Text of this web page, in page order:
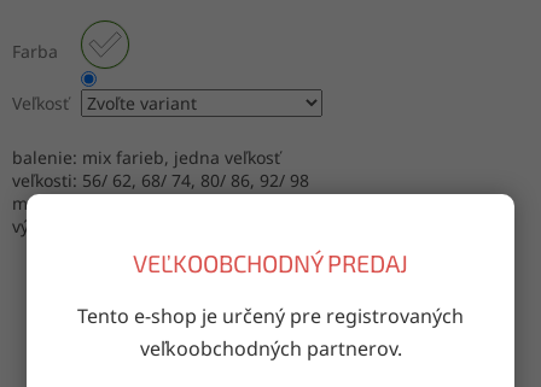
VEĽKOOBCHODNÝ PREDAJ
Tento e-shop je určený pre registrovaných
veľkoobchodných partnerov.
Farba
Veľkosť
balenie: mix farieb, jedna veľkosť
veľkosti: 56/ 62, 68/ 74, 80/ 86, 92/ 98
materiál: 80% bavlna, 15% polyamid, 5% elastan
výroba: Poľsko
OPÝTAŤ SA ZDIEĽAŤ